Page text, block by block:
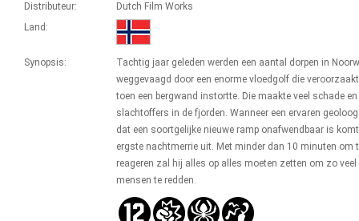
Distributeur:
Dutch Film Works
Land:
Synopsis:
Tachtig jaar geleden werden een aantal dorpen in
weggevaagd door een enorme vloedgolf die
toen een bergwand instortte. Die maakte veel schade en
slachtoffers in de fjorden. Wanneer een ervaren
dat een soortgelijke nieuwe ramp onafwendbaar is
ergste nachtmerrie uit. Met minder dan 10 minuten om
reageren zal hij alles op alles moeten zetten om zo
mensen te redden.